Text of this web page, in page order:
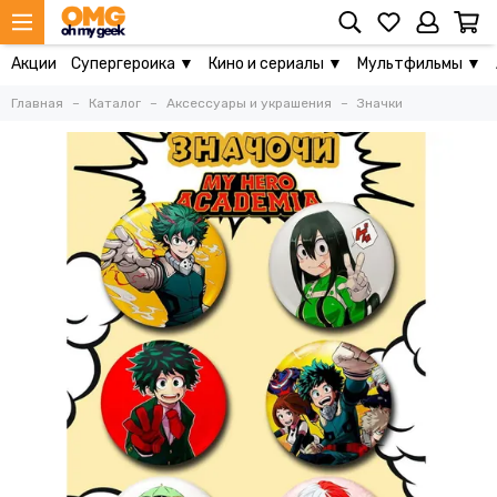
Акции Супергероика ▼ Кино и сериалы ▼ Мультфильмы ▼
Главная Каталог Аксессуары и украшения Значки